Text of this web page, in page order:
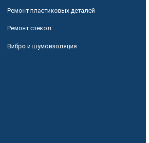
Ремонт пластиковых деталей
Ремонт стекол
Вибро и шумоизоляция